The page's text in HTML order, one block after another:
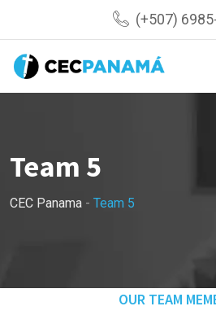
(+507)
Team 5
CEC Panama - Team 5
OUR TEAM